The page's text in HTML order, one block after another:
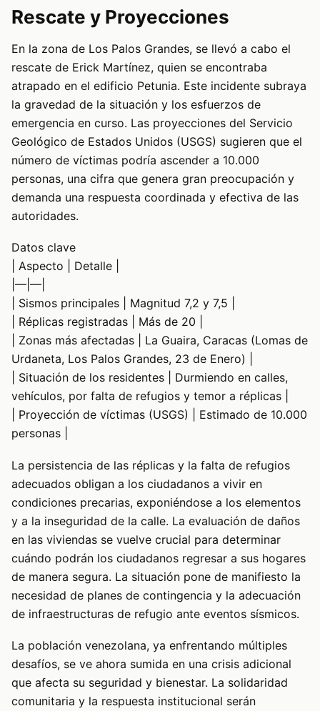
Rescate y Proyecciones
En la zona de Los Palos Grandes, se llevó a cabo el
rescate de Erick Martínez, quien se encontraba
atrapado en el edificio Petunia. Este incidente subraya
la gravedad de la situación y los esfuerzos de
emergencia en curso. Las proyecciones del Servicio
Geológico de Estados Unidos (USGS) sugieren que el
número de víctimas podría ascender a 10.000
personas, una cifra que genera gran preocupación y
demanda una respuesta coordinada y efectiva de las
autoridades.
Datos clave
| Aspecto | Detalle |
|—|—|
| Sismos principales | Magnitud 7,2 y 7,5 |
| Réplicas registradas | Más de 20 |
| Zonas más afectadas | La Guaira, Caracas (Lomas de
Urdaneta, Los Palos Grandes, 23 de Enero) |
| Situación de los residentes | Durmiendo en calles,
vehículos, por falta de refugios y temor a réplicas |
| Proyección de víctimas (USGS) | Estimado de 10.000
personas |
La persistencia de las réplicas y la falta de refugios
adecuados obligan a los ciudadanos a vivir en
condiciones precarias, exponiéndose a los elementos
y a la inseguridad de la calle. La evaluación de daños
en las viviendas se vuelve crucial para determinar
cuándo podrán los ciudadanos regresar a sus hogares
de manera segura. La situación pone de manifiesto la
necesidad de planes de contingencia y la adecuación
de infraestructuras de refugio ante eventos sísmicos.
La población venezolana, ya enfrentando múltiples
desafíos, se ve ahora sumida en una crisis adicional
que afecta su seguridad y bienestar. La solidaridad
comunitaria y la respuesta institucional serán